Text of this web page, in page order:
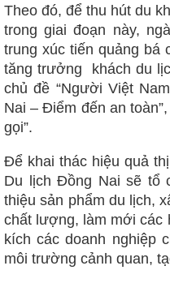
Theo đó, để thu hút du
trong giai đoạn này,
trung xúc tiến quảng bá
tăng trưởng khách du
chủ đề “Người Việt
Nai – Điểm đến an
gọi”.
Để khai thác hiệu quả
Du lịch Đồng Nai sẽ tổ
thiệu sản phẩm du lịch,
chất lượng, làm mới các
kích các doanh nghiệp
môi trường cảnh quan,